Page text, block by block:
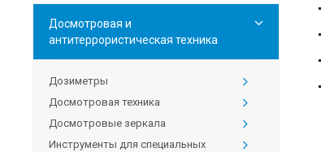
Досмотровая и
антитеррористическая техника
Дозиметры
Досмотровая техника
Досмотровые зеркала
Инструменты для специальных